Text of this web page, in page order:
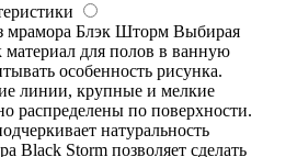
мрамора Блэк Шторм Выбирая
для полов в ванную
особенность рисунка.
линии, крупные и мелкие
распределены по поверхности.
натуральность
Black Storm позволяет сделать